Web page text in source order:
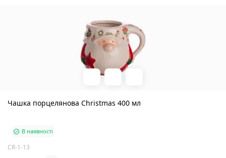
Чашка порцелянова Christmas 400 мл
В наявності
CR-1-13